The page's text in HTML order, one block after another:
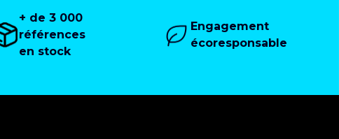
+ de 3 000
références
en stock
Engagement
écoresponsable